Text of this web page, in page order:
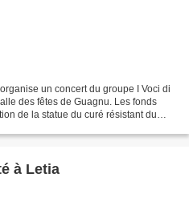
un concert du groupe I Voci di
des fêtes de Guagnu. Les fonds
de la statue du curé résistant du
à Letia